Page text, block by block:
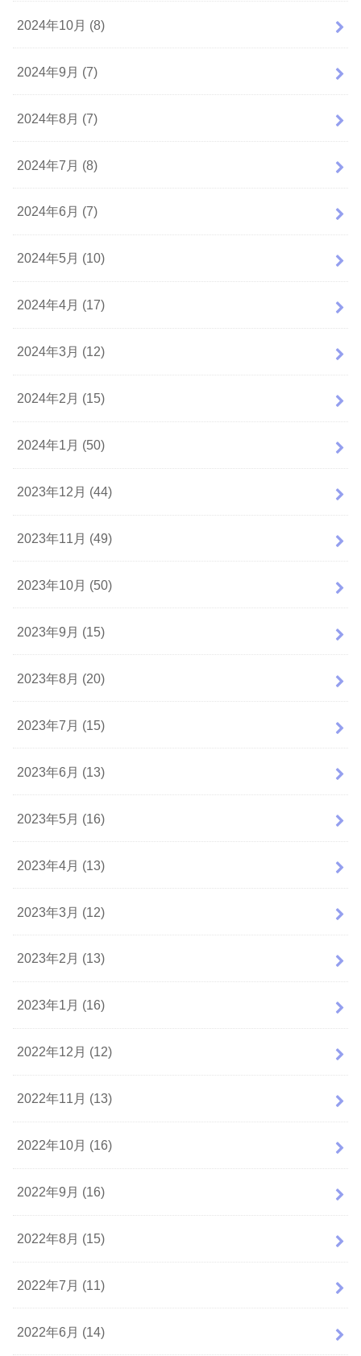
2024年10月 (8)
2024年9月 (7)
2024年8月 (7)
2024年7月 (8)
2024年6月 (7)
2024年5月 (10)
2024年4月 (17)
2024年3月 (12)
2024年2月 (15)
2024年1月 (50)
2023年12月 (44)
2023年11月 (49)
2023年10月 (50)
2023年9月 (15)
2023年8月 (20)
2023年7月 (15)
2023年6月 (13)
2023年5月 (16)
2023年4月 (13)
2023年3月 (12)
2023年2月 (13)
2023年1月 (16)
2022年12月 (12)
2022年11月 (13)
2022年10月 (16)
2022年9月 (16)
2022年8月 (15)
2022年7月 (11)
2022年6月 (14)